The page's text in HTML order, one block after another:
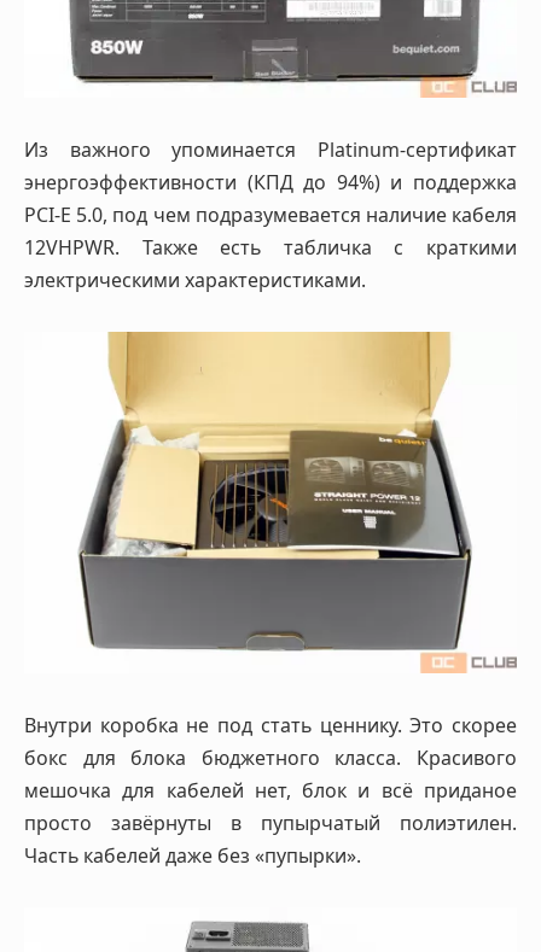
Из важного упоминается Platinum-сертификат
энергоэффективности (КПД до 94%) и поддержка
PCI-E 5.0, под чем подразумевается наличие кабеля
12VHPWR. Также есть табличка с краткими
электрическими характеристиками.
Внутри коробка не под стать ценнику. Это скорее
бокс для блока бюджетного класса. Красивого
мешочка для кабелей нет, блок и всё приданое
просто завёрнуты в пупырчатый полиэтилен.
Часть кабелей даже без «пупырки».